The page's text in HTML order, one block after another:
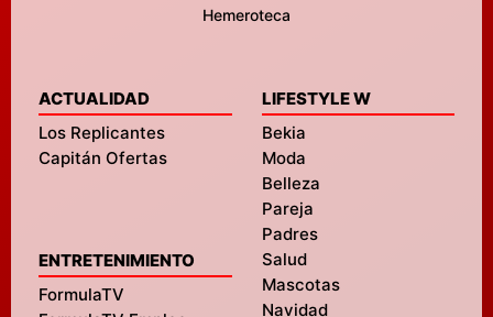
Hemeroteca
ACTUALIDAD
Los Replicantes
Capitán Ofertas
ENTRETENIMIENTO
FormulaTV
LIFESTYLE W
Bekia
Moda
Belleza
Pareja
Padres
Salud
Mascotas
Navidad